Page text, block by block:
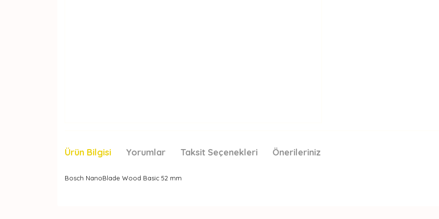
Ürün Bilgisi Yorumlar Taksit Seçenekleri Önerileriniz
Bosch NanoBlade Wood Basic 52 mm